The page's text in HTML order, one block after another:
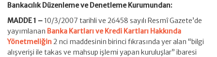
Bankacılık Düzenleme ve Denetleme Kurumundan:
MADDE 1 – 10/3/2007 tarihli ve 26458 sayılı Resmî Gazete’de
yayımlanan Banka Kartları ve Kredi Kartları Hakkında
Yönetmeliğin2 nci maddesinin birinci fıkrasında yer alan “bilgi
alışverişi ile takas ve mahsup işlemi yapan kuruluşlar” ibaresi